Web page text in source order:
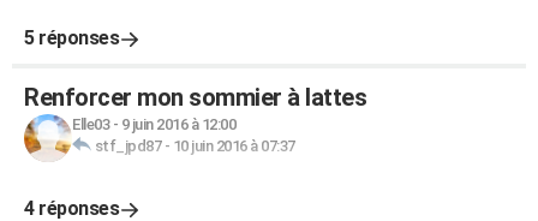
5 réponses
Renforcer mon sommier à lattes
Elle03- 9 juin 2016 à 12:00
stf_jpd87- 10 juin 2016 à 07:37
4 réponses